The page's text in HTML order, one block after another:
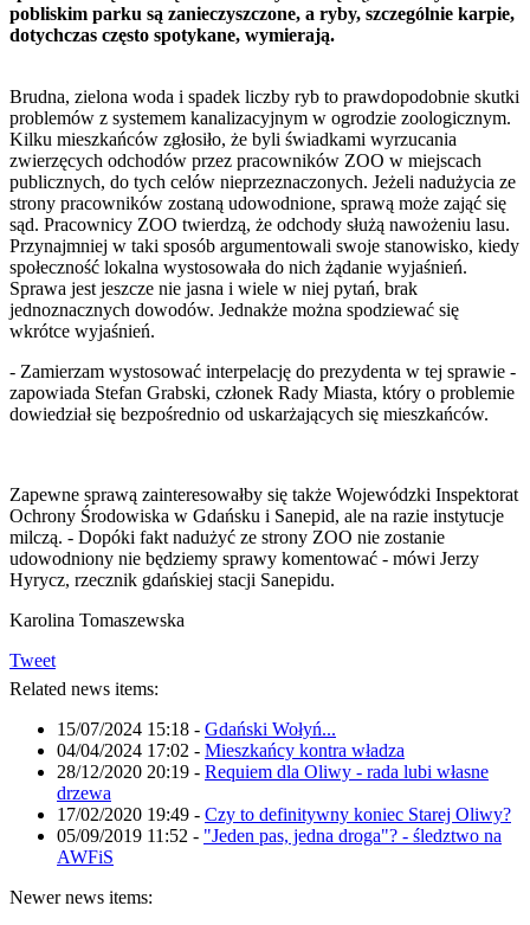
pobliskim parku są zanieczyszczone, a ryby, szczególnie karpie,
dotychczas często spotykane, wymierają.
Brudna, zielona woda i spadek liczby ryb to prawdopodobnie skutki
problemów z systemem kanalizacyjnym w ogrodzie zoologicznym.
Kilku mieszkańców zgłosiło, że byli świadkami wyrzucania
zwierzęcych odchodów przez pracowników ZOO w miejscach
publicznych, do tych celów nieprzeznaczonych. Jeżeli nadużycia ze
strony pracowników zostaną udowodnione, sprawą może zająć się
sąd. Pracownicy ZOO twierdzą, że odchody służą nawożeniu lasu.
Przynajmniej w taki sposób argumentowali swoje stanowisko, kiedy
społeczność lokalna wystosowała do nich żądanie wyjaśnień.
Sprawa jest jeszcze nie jasna i wiele w niej pytań, brak
jednoznacznych dowodów. Jednakże można spodziewać się
wkrótce wyjaśnień.
- Zamierzam wystosować interpelację do prezydenta w tej sprawie -
zapowiada Stefan Grabski, członek Rady Miasta, który o problemie
dowiedział się bezpośrednio od uskarżających się mieszkańców.
Zapewne sprawą zainteresowałby się także Wojewódzki Inspektorat
Ochrony Środowiska w Gdańsku i Sanepid, ale na razie instytucje
milczą. - Dopóki fakt nadużyć ze strony ZOO nie zostanie
udowodniony nie będziemy sprawy komentować - mówi Jerzy
Hyrycz, rzecznik gdańskiej stacji Sanepidu.
Karolina Tomaszewska
Tweet
Related news items:
15/07/2024 15:18 - Gdański Wołyń...
04/04/2024 17:02 - Mieszkańcy kontra władza
28/12/2020 20:19 - Requiem dla Oliwy - rada lubi własne
drzewa
17/02/2020 19:49 - Czy to definitywny koniec Starej Oliwy?
05/09/2019 11:52 - "Jeden pas, jedna droga"? - śledztwo na
AWFiS
Newer news items: